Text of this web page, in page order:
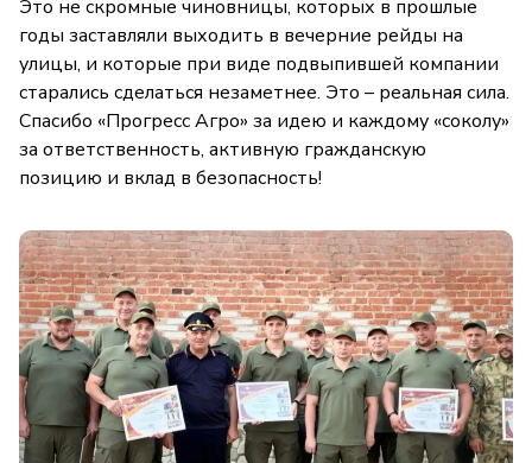
Это не скромные чиновницы, которых в прошлые
годы заставляли выходить в вечерние рейды на
улицы, и которые при виде подвыпившей компании
старались сделаться незаметнее. Это – реальная сила.
Спасибо «Прогресс Агро» за идею и каждому «соколу»
за ответственность, активную гражданскую
позицию и вклад в безопасность!